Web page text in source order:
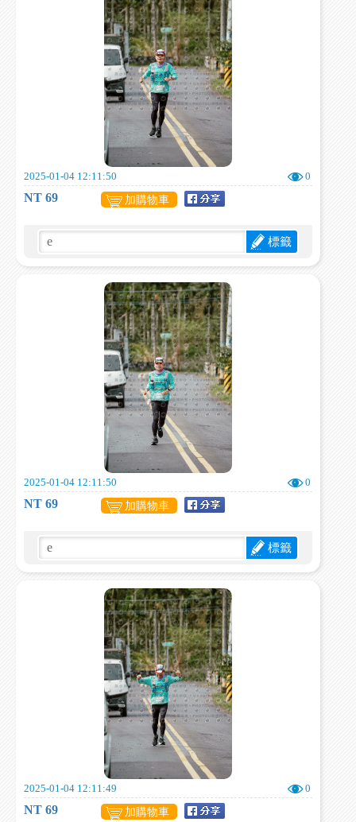
2025-01-04 12:11:50 0
NT 69 加購物車
標籤
2025-01-04 12:11:50 0
NT 69 加購物車
標籤
2025-01-04 12:11:49 0
NT 69 加購物車